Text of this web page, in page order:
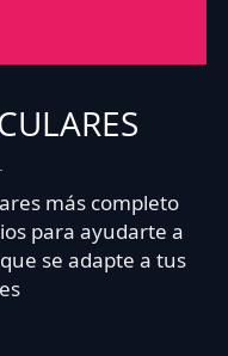
más completo
para ayudarte a
se adapte a tus